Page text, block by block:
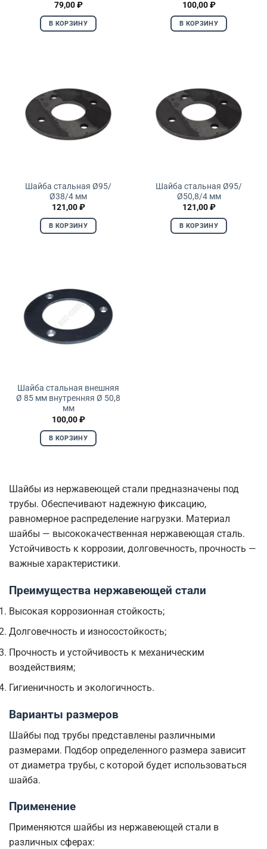
79,00₽
В КОРЗИНУ
100,00₽
В КОРЗИНУ
Шайба стальная Ø95/
Ø38/4 мм
121,00₽
В КОРЗИНУ
Шайба стальная Ø95/
Ø50,8/4 мм
121,00₽
В КОРЗИНУ
Шайба стальная внешняя
Ø 85 мм внутренняя Ø 50,8
мм
100,00₽
В КОРЗИНУ
Шайбы из нержавеющей стали предназначены под
трубы. Обеспечивают надежную фиксацию,
равномерное распределение нагрузки. Материал
шайбы — высококачественная нержавеющая сталь.
Устойчивость к коррозии, долговечность, прочность —
важные характеристики.
Преимущества нержавеющей стали
Высокая коррозионная стойкость;
Долговечность и износостойкость;
Прочность и устойчивость к механическим
воздействиям;
Гигиеничность и экологичность.
Варианты размеров
Шайбы под трубы представлены различными
размерами. Подбор определенного размера зависит
от диаметра трубы, с которой будет использоваться
шайба.
Применение
Применяются шайбы из нержавеющей стали в
различных сферах: